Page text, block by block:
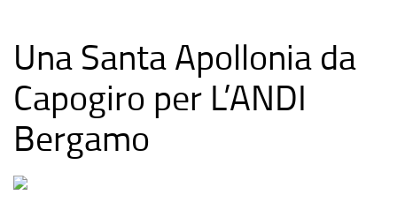
Una Santa Apollonia da
Capogiro per L’ANDI
Bergamo